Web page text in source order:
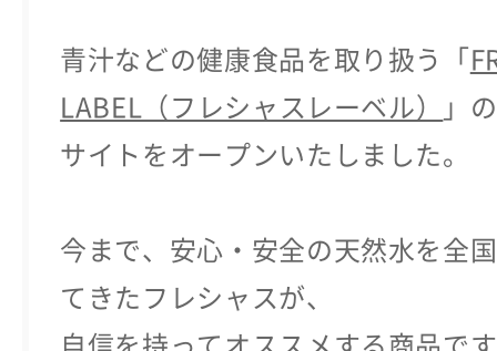
青汁などの健康食品を取り扱う「
LABEL（フレシャスレーベル）
」の
サイトをオープンいたしました。
今まで、安心・安全の天然水を全
てきたフレシャスが、